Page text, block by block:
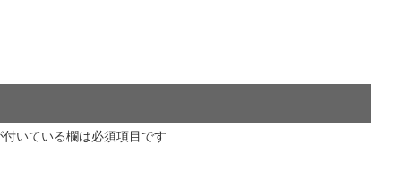
いている欄は必須項目です